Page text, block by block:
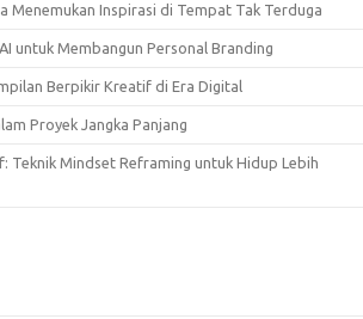
Menemukan Inspirasi di Tempat Tak Terduga
untuk Membangun Personal Branding
Berpikir Kreatif di Era Digital
Proyek Jangka Panjang
Teknik Mindset Reframing untuk Hidup Lebih